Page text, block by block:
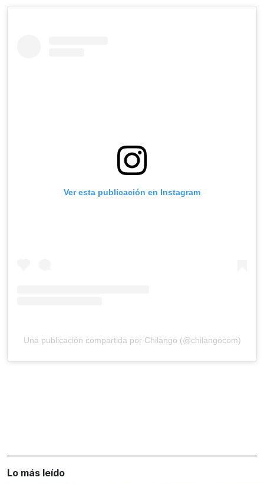
Ver esta publicación en Instagram
Una publicación compartida por Chilango (@chilangocom)
Lo más leído